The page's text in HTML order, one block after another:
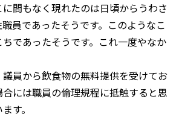
間もなく現れたのは日頃からうわさ
員であったそうです。このようなこ
であったそうです。これ一度やなか
員から飲食物の無料提供を受けてお
には職員の倫理規程に抵触すると思
す。